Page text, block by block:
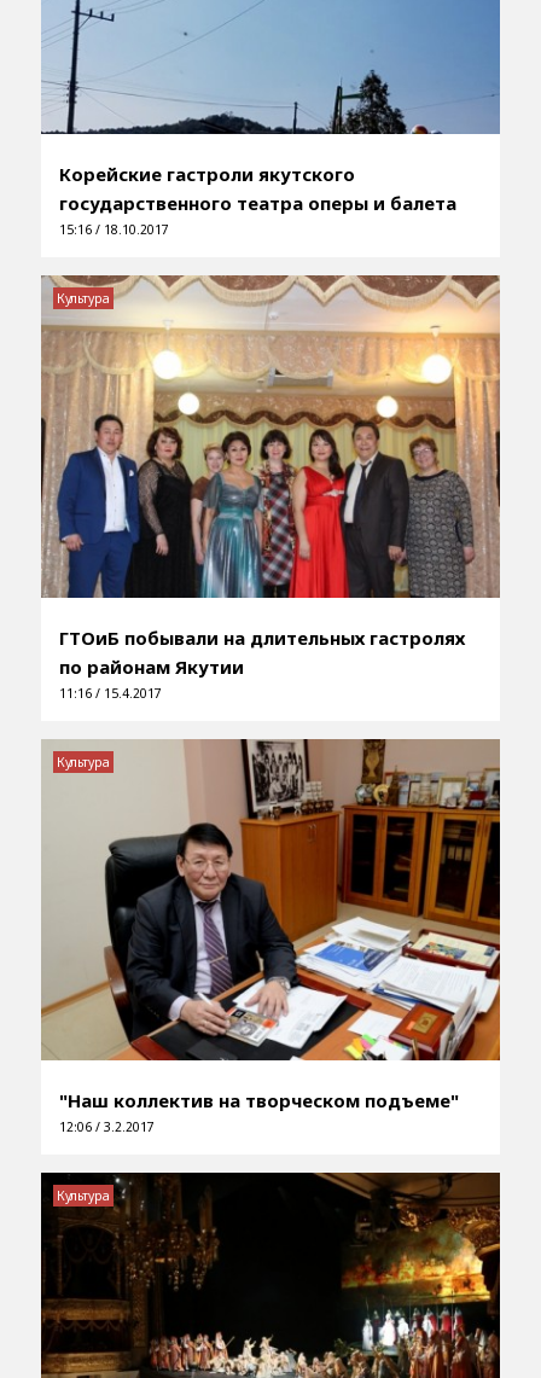
Корейские гастроли якутского
государственного театра оперы и балета
15:16 / 18.10.2017
ГТОиБ побывали на длительных гастролях
по районам Якутии
11:16 / 15.4.2017
Культура
"Наш коллектив на творческом подъеме"
12:06 / 3.2.2017
Культура
Культура